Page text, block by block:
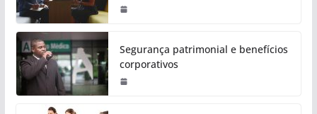
Segurança patrimonial e benefícios
corporativos